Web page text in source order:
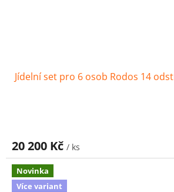
Jídelní set pro 6 osob Rodos 14
20 200 Kč / ks
Novinka
Více variant